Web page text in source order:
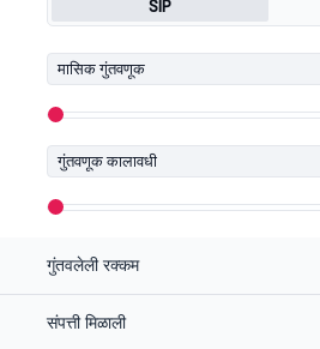
SIP
मासिक गुंतवणूक
गुंतवणूक कालावधी
गुंतवलेली रक्कम
संपत्ती मिळाली